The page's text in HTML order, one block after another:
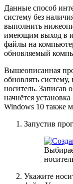
Данные способ
систему без
выполнить
имеющим выход в
файлы на
обновляемый
Вышеописанная
обновлять
носитель. Записав
начнётся
Windows 10 также
Запустив
Укажите